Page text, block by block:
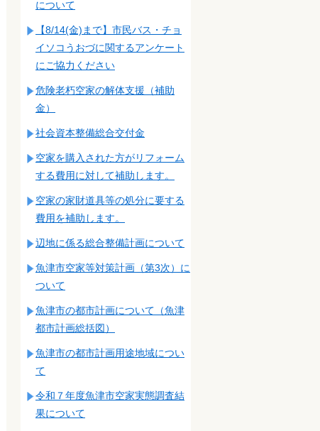
について
【8/14(金)まで】市民バス・チョ
イソコうおづに関するアンケート
にご協力ください
危険老朽空家の解体支援（補助
金）
社会資本整備総合交付金
空家を購入された方がリフォーム
する費用に対して補助します。
空家の家財道具等の処分に要する
費用を補助します。
辺地に係る総合整備計画について
魚津市空家等対策計画（第3次）に
ついて
魚津市の都市計画について（魚津
都市計画総括図）
魚津市の都市計画用途地域につい
て
令和７年度魚津市空家実態調査結
果について